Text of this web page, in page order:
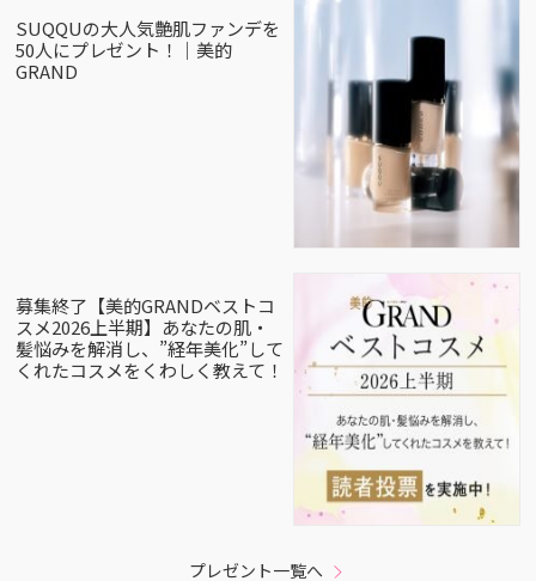
SUQQUの大人気艶肌ファンデを
50人にプレゼント！｜美的
GRAND
募集終了【美的GRANDベストコ
スメ2026上半期】あなたの肌・
髪悩みを解消し、”経年美化”して
くれたコスメをくわしく教えて！
プレゼント一覧へ